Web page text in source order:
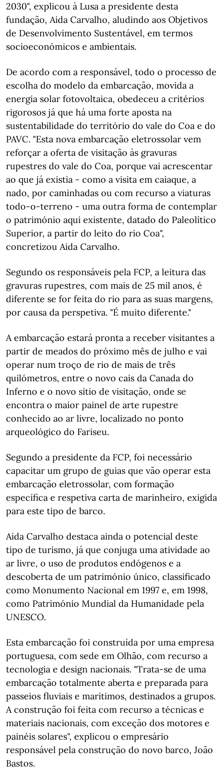
2030", explicou à Lusa a presidente desta
fundação, Aida Carvalho, aludindo aos Objetivos
de Desenvolvimento Sustentável, em termos
socioeconómicos e ambientais.
De acordo com a responsável, todo o processo de
escolha do modelo da embarcação, movida a
energia solar fotovoltaica, obedeceu a critérios
rigorosos já que há uma forte aposta na
sustentabilidade do território do vale do Coa e do
PAVC. "Esta nova embarcação eletrossolar vem
reforçar a oferta de visitação às gravuras
rupestres do vale do Coa, porque vai acrescentar
ao que já existia - como a visita em caiaque, a
nado, por caminhadas ou com recurso a viaturas
todo-o-terreno - uma outra forma de contemplar
o património aqui existente, datado do Paleolítico
Superior, a partir do leito do rio Coa",
concretizou Aida Carvalho.
Segundo os responsáveis pela FCP, a leitura das
gravuras rupestres, com mais de 25 mil anos, é
diferente se for feita do rio para as suas margens,
por causa da perspetiva. "É muito diferente."
A embarcação estará pronta a receber visitantes a
partir de meados do próximo mês de julho e vai
operar num troço de rio de mais de três
quilómetros, entre o novo cais da Canada do
Inferno e o novo sítio de visitação, onde se
encontra o maior painel de arte rupestre
conhecido ao ar livre, localizado no ponto
arqueológico do Fariseu.
Segundo a presidente da FCP, foi necessário
capacitar um grupo de guias que vão operar esta
embarcação eletrossolar, com formação
específica e respetiva carta de marinheiro, exigida
para este tipo de barco.
Aida Carvalho destaca ainda o potencial deste
tipo de turismo, já que conjuga uma atividade ao
ar livre, o uso de produtos endógenos e a
descoberta de um património único, classificado
como Monumento Nacional em 1997 e, em 1998,
como Património Mundial da Humanidade pela
UNESCO.
Esta embarcação foi construída por uma empresa
portuguesa, com sede em Olhão, com recurso a
tecnologia e design nacionais. "Trata-se de uma
embarcação totalmente aberta e preparada para
passeios fluviais e marítimos, destinados a grupos.
A construção foi feita com recurso a técnicas e
materiais nacionais, com exceção dos motores e
painéis solares", explicou o empresário
responsável pela construção do novo barco, João
Bastos.